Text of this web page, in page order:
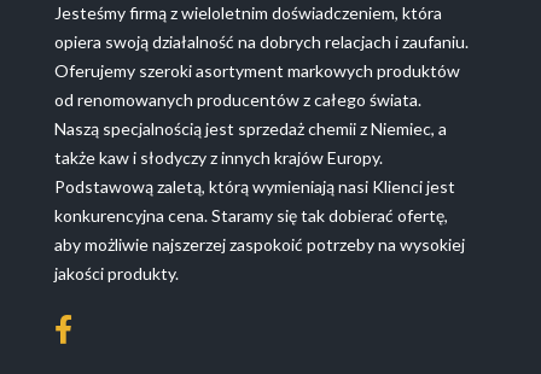
Jesteśmy firmą z wieloletnim doświadczeniem, która
opiera swoją działalność na dobrych relacjach i zaufaniu.
Oferujemy szeroki asortyment markowych produktów
od renomowanych producentów z całego świata.
Naszą specjalnością jest sprzedaż chemii z Niemiec, a
także kaw i słodyczy z innych krajów Europy.
Podstawową zaletą, którą wymieniają nasi Klienci jest
konkurencyjna cena. Staramy się tak dobierać ofertę,
aby możliwie najszerzej zaspokoić potrzeby na wysokiej
jakości produkty.